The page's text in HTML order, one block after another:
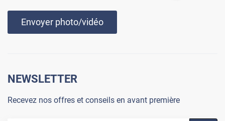
Envoyer photo/vidéo
NEWSLETTER
Recevez nos offres et conseils en avant première